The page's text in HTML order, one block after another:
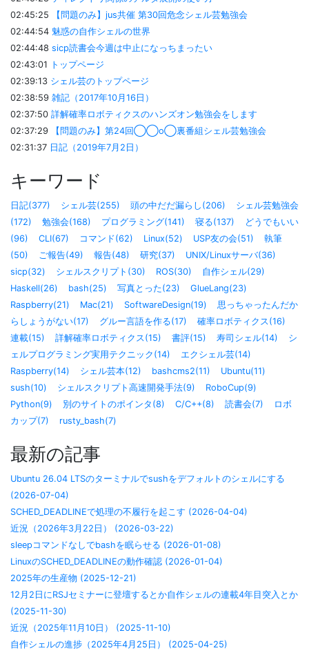
02:45:25
【問題のみ】jus共催 第30回危念シェル芸勉強会
02:44:54 魅惑の自作シェルの世界
02:44:48 sicp読書会今週は中止になっちまったい
02:43:01 トップページ
02:39:13 シェル芸のトップページ
02:38:59 雑記（2017年10月16日）
02:37:50 詳解確率ロボティクスのハンズオン勉強会をします
02:37:29
【問題のみ】第24回◯◯o◯裏番組シェル芸勉強会
02:31:37 日記（2019年7月2日）
キーワード
日記(377) シェル芸(255) 頭の中だだ漏らし(206)
シェル芸勉強会
(172)
勉強会(168) プログラミング(141) 寝る(137)
どうでもいい
(96)
CLI(67) コマンド(62) Linux(52) USP友の会(51)
執筆
(50)
ご報告(49) 報告(48) 研究(37)
UNIX/Linuxサーバ(36)
sicp(32)
シェルスクリプト(30) ROS(30)
自作シェル(29)
Haskell(26)
bash(25) 写真とった(23)
GlueLang(23)
Raspberry(21)
Mac(21) SoftwareDesign(19)
思っちゃったんだか
らしょうがない(17)
グルー言語を作る(17)
確率ロボティクス(16)
連載(15)
詳解確率ロボティクス(15) 書評(15) 寿司シェル(14)
シ
ェルプログラミング実用テクニック(14)
エクシェル芸(14)
Raspberry(14)
シェル芸本(12) bashcms2(11)
Ubuntu(11)
sush(10)
シェルスクリプト高速開発手法(9)
RoboCup(9)
Python(9)
別のサイトのポインタ(8) C/C++(8) 読書会(7)
ロボ
カップ(7)
rusty_bash(7)
最新の記事
Ubuntu 26.04 LTSのターミナルでsushをデフォルトのシェルにする
(2026-07-04)
SCHED_DEADLINEで処理の不履行を起こす (2026-04-04)
近況（2026年3月22日） (2026-03-22)
sleepコマンドなしでbashを眠らせる (2026-01-08)
LinuxのSCHED_DEADLINEの動作確認 (2026-01-04)
2025年の生産物 (2025-12-21)
12月2日にRSJセミナーに登壇するとか自作シェルの連載4年目突入とか
(2025-11-30)
近況（2025年11月10日） (2025-11-10)
自作シェルの進捗（2025年4月25日） (2025-04-25)